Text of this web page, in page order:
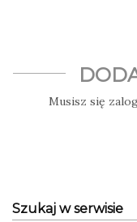
Musisz się
Szukaj w serwisie